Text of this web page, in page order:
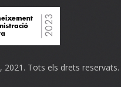
, 2021. Tots els drets reservats.